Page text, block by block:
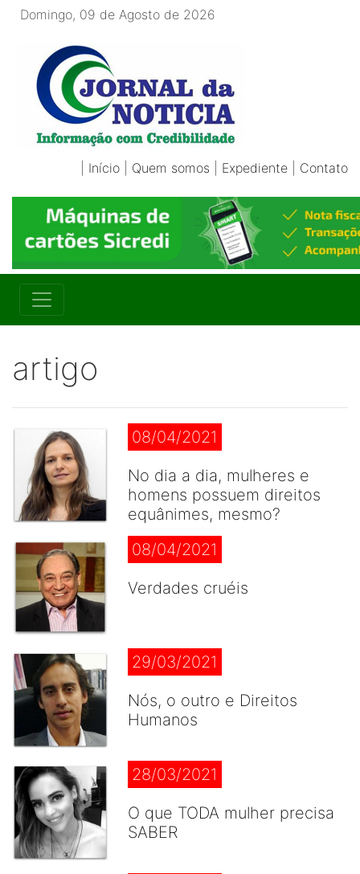
Domingo, 09 de Agosto de 2026
Início Quem somos Expediente Contato
artigo
08/04/2021
No dia a dia, mulheres e
homens possuem direitos
equânimes, mesmo?
08/04/2021
Verdades cruéis
29/03/2021
Nós, o outro e Direitos
Humanos
28/03/2021
O que TODA mulher precisa
SABER